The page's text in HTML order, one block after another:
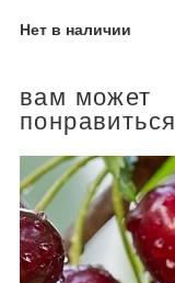
Нет в наличии
вам может
понравиться